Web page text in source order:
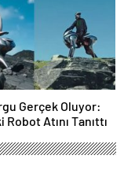
Gerçek Oluyor:
Robot Atını Tanıttı